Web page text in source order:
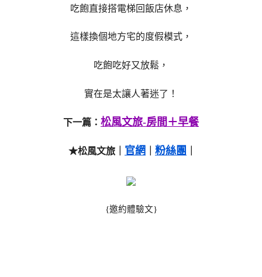
吃飽直接搭電梯回飯店休息，
這樣換個地方宅的度假模式，
吃飽吃好又放鬆，
實在是太讓人著迷了！
下一篇： 松風文旅-房間＋早餐
★松風文旅｜ 官網 粉絲團
{邀約體驗文}